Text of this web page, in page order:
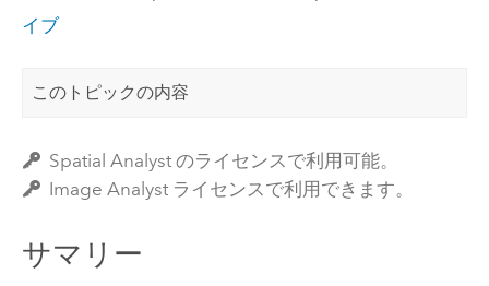
イブ
このトピックの内容
Spatial Analyst のライセンスで利用可能。
Image Analyst ライセンスで利用できます。
サマリー